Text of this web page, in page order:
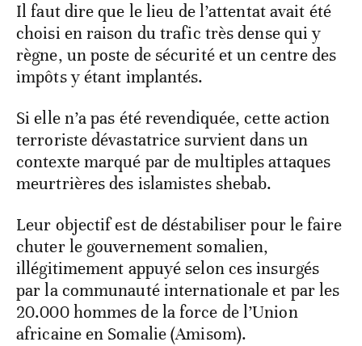
Il faut dire que le lieu de l’attentat avait été
choisi en raison du trafic très dense qui y
règne, un poste de sécurité et un centre des
impôts y étant implantés.
Si elle n’a pas été revendiquée, cette action
terroriste dévastatrice survient dans un
contexte marqué par de multiples attaques
meurtrières des islamistes shebab.
Leur objectif est de déstabiliser pour le faire
chuter le gouvernement somalien,
illégitimement appuyé selon ces insurgés
par la communauté internationale et par les
20.000 hommes de la force de l’Union
africaine en Somalie (Amisom).